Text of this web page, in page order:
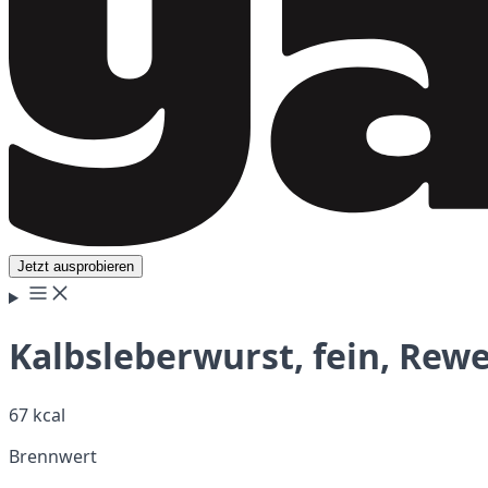
Jetzt ausprobieren
Kalbsleberwurst, fein,
67 kcal
Brennwert